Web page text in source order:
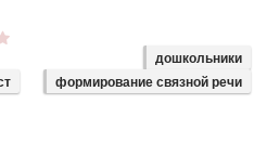
дошкольники
формирование связной речи